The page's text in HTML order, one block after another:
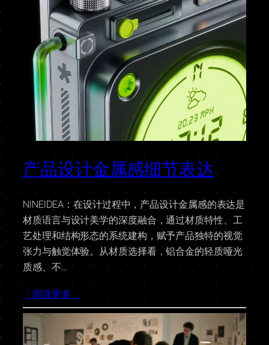
产品设计金属感细节表达
NINEIDEA：在设计过程中，产品设计金属感的表达是
材质语言与设计美学的深度融合，通过材质特性、工
艺处理和结构形态的系统建构，赋予产品独特的视觉
张力与触觉体验。从材质选择看，铝合金的轻质哑光
质感、不…
「阅读更多」